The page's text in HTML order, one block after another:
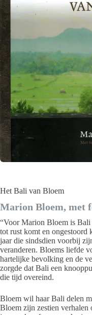
Het Bali van Bloem
Marion Bloem, met
“Voor Marion Bloem is Bali
tot rust komt en
jaar die sindsdien voorbij
veranderen. Bloems liefde
hartelijke bevolking en de
zorgde dat Bali een
die tijd overeind.
Bloem wil haar Bali delen
Bloem zijn zestien verhalen